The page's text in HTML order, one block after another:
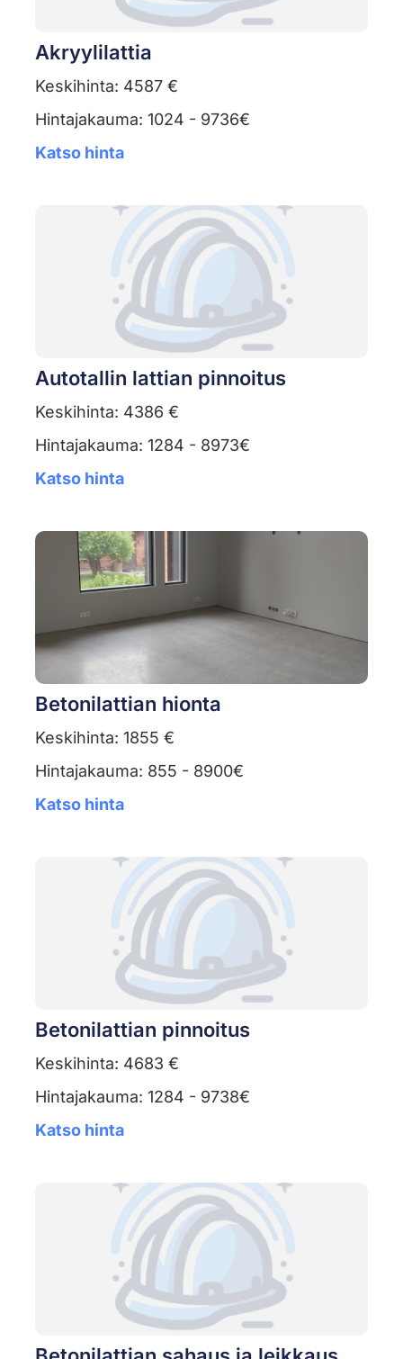
Akryylilattia
Keskihinta: 4587 €
Hintajakauma: 1024 - 9736€
Katso hinta
Autotallin lattian pinnoitus
Keskihinta: 4386 €
Hintajakauma: 1284 - 8973€
Katso hinta
Betonilattian hionta
Keskihinta: 1855 €
Hintajakauma: 855 - 8900€
Katso hinta
Betonilattian pinnoitus
Keskihinta: 4683 €
Hintajakauma: 1284 - 9738€
Katso hinta